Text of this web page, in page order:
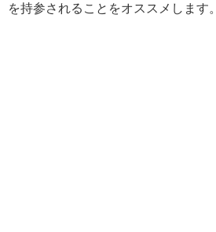
を持参されることをオススメします。